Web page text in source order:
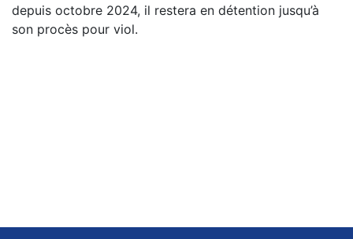
depuis octobre 2024, il restera en détention jusqu’à
son procès pour viol.